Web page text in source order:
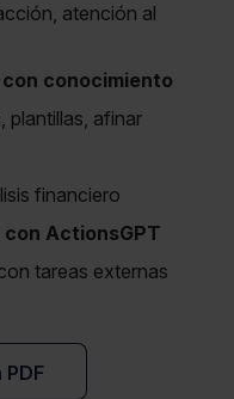
atención al
conocimiento
plantillas, afinar
financiero
ActionsGPT
tareas externas